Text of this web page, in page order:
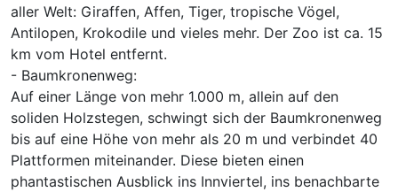
aller Welt: Giraffen, Affen, Tiger, tropische Vögel,
Antilopen, Krokodile und vieles mehr. Der Zoo ist ca. 15
km vom Hotel entfernt.
- Baumkronenweg:
Auf einer Länge von mehr 1.000 m, allein auf den
soliden Holzstegen, schwingt sich der Baumkronenweg
bis auf eine Höhe von mehr als 20 m und verbindet 40
Plattformen miteinander. Diese bieten einen
phantastischen Ausblick ins Innviertel, ins benachbarte